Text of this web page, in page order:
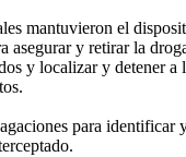
mantuvieron el
asegurar y retirar la
y localizar y detener a
para identificar